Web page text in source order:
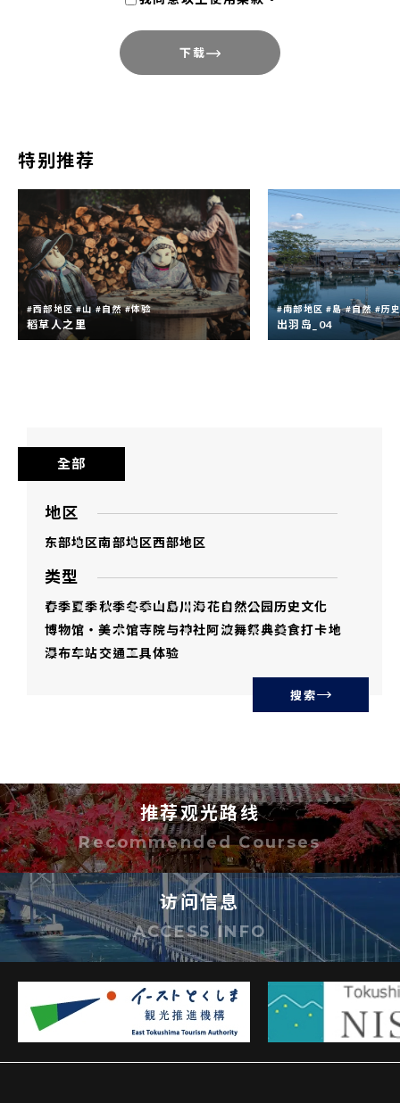
使用本影集内影像制作的成果物，请寄送样
刊一份至条款末的联络地址。 ※于网络媒体
使用时，请告知网址。于报刊及电视使用
时，请告知登载或放映日期。
为，请在必要范围内进行，不得作与本县观
光振兴宗旨无关之改动。
本影集内所有影像，著作权属于德岛县或著
作权人本人。同意影像素材用于1.之目的不
代表放弃影像之著作权。
连、与犯罪行为关连之用途及其他违法用
途。
未经加工或经二次加工之本影集内影像，不
得向第三者贩卖、分发、转让、借出、发
复制及下载本影集内影像，即表示同意本使
用条款。
使用本影集内影像的风险须由使用者自行承
担。德岛县不为使用本影集内影像所招致的
下载
特别推荐
#西部地区 #山 #自然 #体验
稻草人之里
#南部地区 #島 #自然 #历
出羽岛_04
全部
地区
东部地区南部地区西部地区
类型
春季夏季秋季冬季山島川海花自然公园历史文化
博物馆・美术馆寺院与神社阿波舞祭典美食打卡地
瀑布车站交通工具体验
搜索
推荐观光路线
Recommended Courses
访问信息
ACCESS INFO